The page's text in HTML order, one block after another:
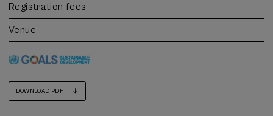
Registration fees
Venue
DOWNLOAD PDF